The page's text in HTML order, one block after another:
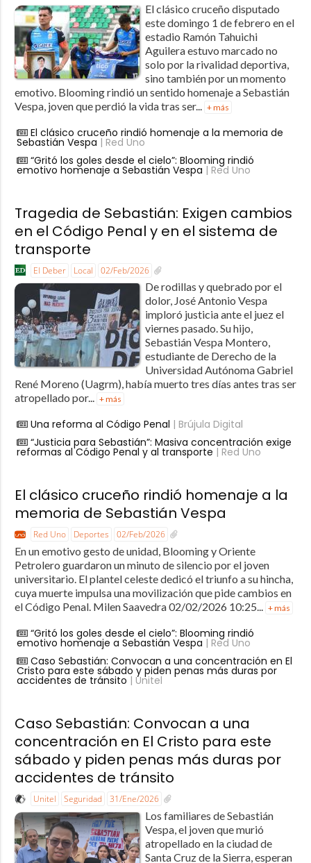
El clásico cruceño disputado
este domingo 1 de febrero en el
estadio Ramón Tahuichi
Aguilera estuvo marcado no
solo por la rivalidad deportiva,
sino también por un momento
emotivo. Blooming rindió un sentido homenaje a Sebastián
Vespa, joven que perdió la vida tras ser...
+ más
El clásico cruceño rindió homenaje a la memoria de
Sebastián Vespa | Red Uno
“Gritó los goles desde el cielo”: Blooming rindió
emotivo homenaje a Sebastián Vespa | Red Uno
Tragedia de Sebastián: Exigen cambios
en el Código Penal y en el sistema de
transporte
El Deber Local 02/Feb/2026
De rodillas y quebrado por el
dolor, José Antonio Vespa
imploró justicia ante el juez el
viernes pasado. Su hijo,
Sebastián Vespa Montero,
estudiante de Derecho de la
Universidad Autónoma Gabriel
René Moreno (Uagrm), había muerto tres días antes tras ser
atropellado por... + más
Una reforma al Código Penal | Brújula Digital
“Justicia para Sebastián”: Masiva concentración exige
reformas al Código Penal y al transporte | Red Uno
El clásico cruceño rindió homenaje a la
memoria de Sebastián Vespa
Red Uno Deportes 02/Feb/2026
En un emotivo gesto de unidad, Blooming y Oriente
Petrolero guardaron un minuto de silencio por el joven
universitario. El plantel celeste dedicó el triunfo a su hincha,
cuya muerte impulsa una movilización que pide cambios en
el Código Penal. Milen Saavedra 02/02/2026 10:25... + más
“Gritó los goles desde el cielo”: Blooming rindió
emotivo homenaje a Sebastián Vespa | Red Uno
Caso Sebastián: Convocan a una concentración en El
Cristo para este sábado y piden penas más duras por
accidentes de tránsito | Unitel
Caso Sebastián: Convocan a una
concentración en El Cristo para este
sábado y piden penas más duras por
accidentes de tránsito
Unitel Seguridad 31/Ene/2026
Los familiares de Sebastián
Vespa, el joven que murió
atropellado en la ciudad de
Santa Cruz de la Sierra, esperan